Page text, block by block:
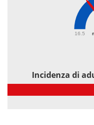
16.5
Incidenza di